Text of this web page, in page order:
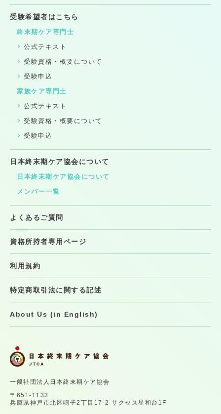
一般社団法人日本終末期ケア協会
〒651-1133
兵庫県神戸市北区鳴子2丁目17-2 サクセス星和台1F
受験希望者はこちら
終末期ケア専門士
公式テキスト
受験資格・概要について
受験申込
家族ケア専門士
公式テキスト
受験資格・概要について
受験申込
日本終末期ケア協会について
日本終末期ケア協会について
メンバー一覧
よくあるご質問
資格所持者専用ページ
利用規約
特定商取引法に関する記述
About Us (in English)